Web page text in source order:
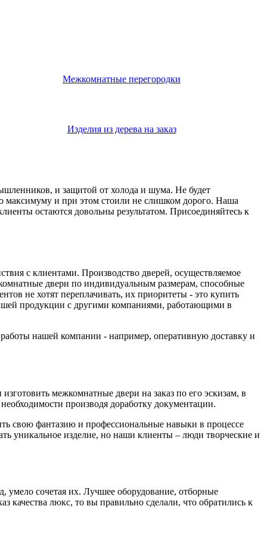
Межкомнатные перегородки
Изделия из дерева на заказ
и защитой от холода и шума. Не будет
максимуму и при этом стоили не слишком дорого. Наша
остаются довольны результатом. Присоединяйтесь к
с клиентами. Производство дверей, осуществляемое
двери по индивидуальным размерам, способные
не хотят переплачивать, их приоритеты - это купить
продукции с другими компаниями, работающими в
нашей компании - например, оперативную доставку и
межкомнатные двери на заказ по его эскизам, в
производя доработку документации.
свою фантазию и профессиональные навыки в процессе
уникальное изделие, но наши клиенты – люди творческие и
умело сочетая их. Лучшее оборудование, отборные
люкс, то вы правильно сделали, что обратились к